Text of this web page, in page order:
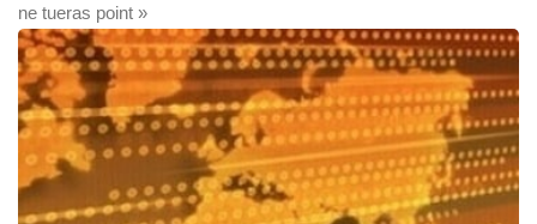
ne tueras point »